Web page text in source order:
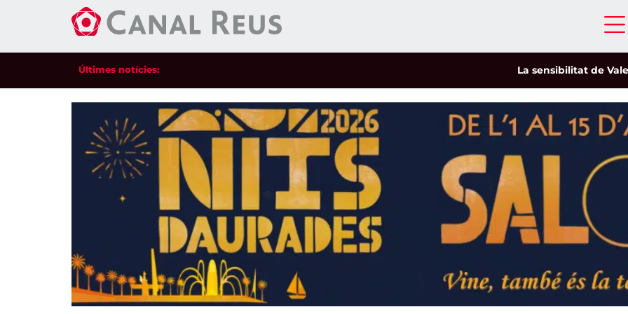
Últimes notícies: La sensibilitat de Valeria